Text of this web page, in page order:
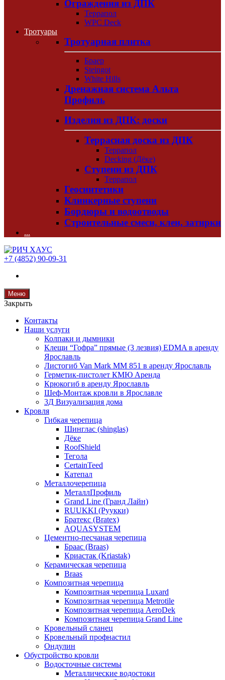
Ограждения из ДПК
Террапол
WPC Deck
Тротуары
Тротуарная плитка
Браер
Steingot
White Hills
Дренажная система Альта
Профиль
Изделия из ДПК: доски
Террасная доска из ДПК
Террапол
Decking (Дёке)
Ступени из ДПК
Террапол
Геосинтетики
Клинкерные ступени
Бордюры и водоотводы
Строительные смеси, клеи, затирки
...
+7 (4852) 90-09-31
Меню
Закрыть
Контакты
Наши услуги
Колпаки и дымники
Клещи “Гофра” прямые (3 лезвия) EDMA в аренду
Ярославль
Листогиб Van Mark MM 851 в аренду Ярославль
Герметик-пистолет КМЮ Аренда
Крюкогиб в аренду Ярославль
Шеф-Монтаж кровли в Ярославле
3Д Визуализация дома
Кровля
Гибкая черепица
Шинглас (shinglas)
Дёке
RoofShield
Тегола
CertainTeed
Катепал
Металлочерепица
МеталлПрофиль
Grand Line (Гранд Лайн)
RUUKKI (Руукки)
Братекс (Bratex)
AQUASYSTEM
Цементно-песчаная черепица
Браас (Braas)
Криастак (Kriastak)
Керамическая черепица
Braas
Композитная черепица
Композитная черепица Luxard
Композитная черепица Metrotile
Композитная черепица AeroDek
Композитная черепица Grand Line
Кровельный сланец
Кровельный профнастил
Ондулин
Обустройство кровли
Водосточные системы
Металлические водостоки